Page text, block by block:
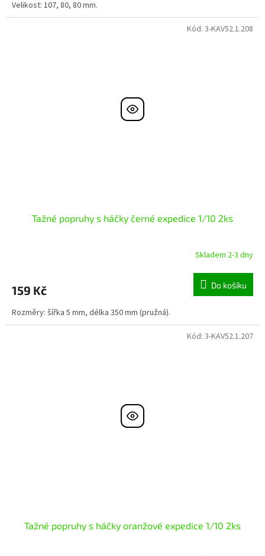
Velikost: 107, 80, 80 mm.
Tažné popruhy s háčky černé expedice 1/10 2ks
Skladem 2-3 dny
159 Kč Do košíku
Rozměry: šířka 5 mm, délka 350 mm (pružná).
Kód: 3-KAV52.1.208
Tažné popruhy s háčky oranžové expedice 1/10 2ks
Kód: 3-KAV52.1.207